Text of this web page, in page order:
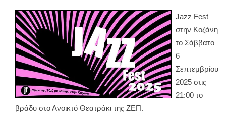
Jazz Fest
στην Κοζάνη
το Σάββατο
6
Σεπτεμβρίου
2025 στις
21:00 το
βράδυ στο Ανοικτό Θεατράκι της ΖΕΠ.